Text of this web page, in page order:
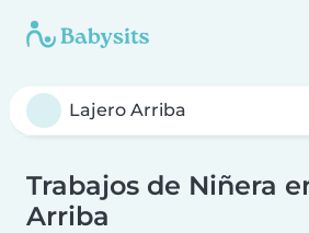
Trabajos de Niñera
Arriba